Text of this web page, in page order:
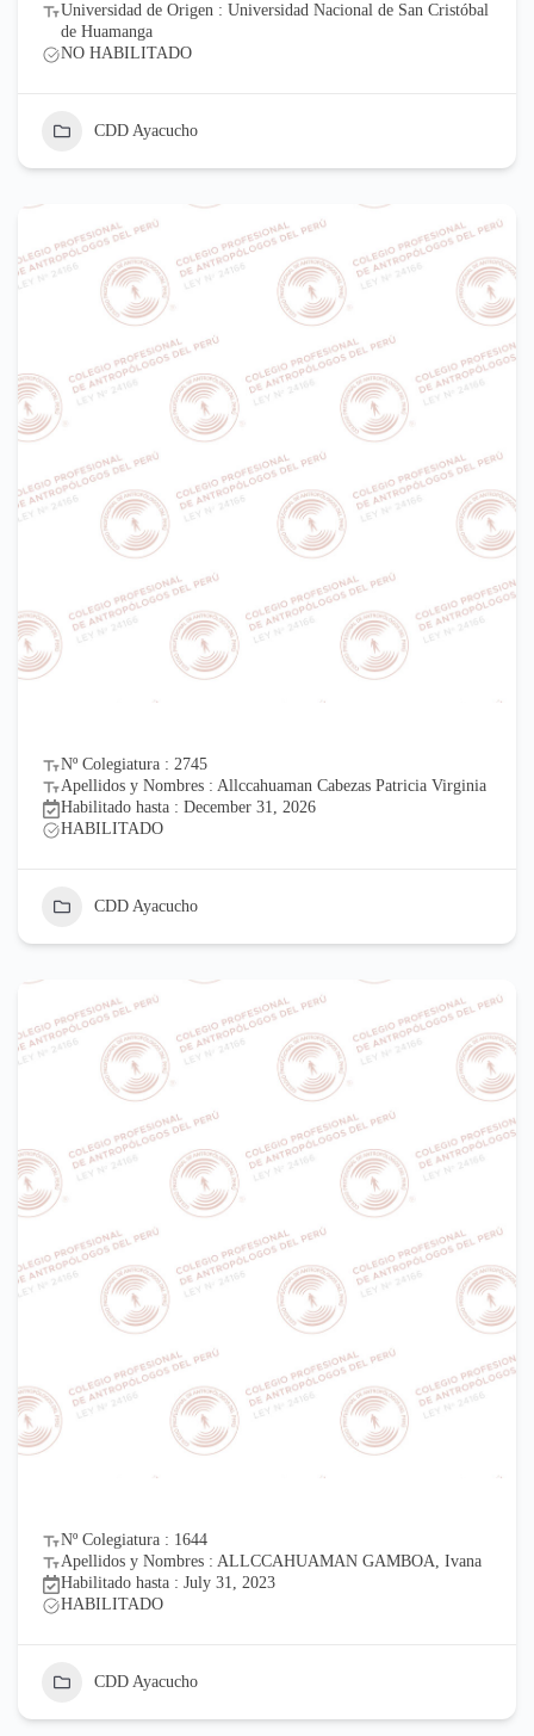
Universidad de Origen : Universidad Nacional de San Cristóbal
de Huamanga
NO HABILITADO
CDD Ayacucho
Nº Colegiatura : 2745
Apellidos y Nombres : Allccahuaman Cabezas Patricia Virginia
Habilitado hasta : December 31, 2026
HABILITADO
CDD Ayacucho
Nº Colegiatura : 1644
Apellidos y Nombres : ALLCCAHUAMAN GAMBOA, Ivana
Habilitado hasta : July 31, 2023
HABILITADO
CDD Ayacucho